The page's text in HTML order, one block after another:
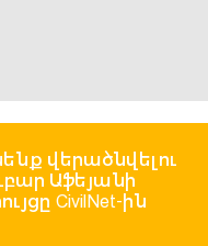
վերածնվելու
Աֆեյանի
CivilNet-ին